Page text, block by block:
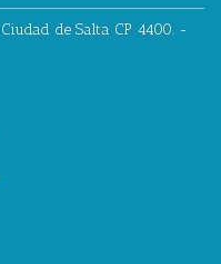
Ciudad de Salta CP 4400. -